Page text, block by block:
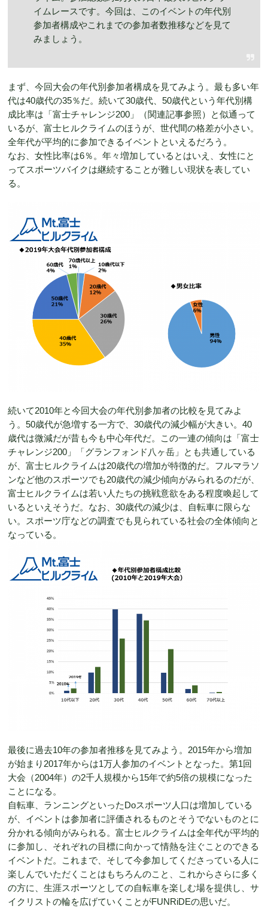
イムレースです。今回は、このイベントの年代別
参加者構成やこれまでの参加者数推移などを見て
みましょう。
まず、今回大会の年代別参加者構成を見てみよう。最も多い年
代は40歳代の35％だ。続いて30歳代、50歳代という年代別構
成比率は「富士チャレンジ200」（関連記事参照）と似通って
いるが、富士ヒルクライムのほうが、世代間の格差が小さい。
全年代が平均的に参加できるイベントといえるだろう。
なお、女性比率は6％。年々増加しているとはいえ、女性にと
ってスポーツバイクは継続することが難しい現状を表してい
る。
続いて2010年と今回大会の年代別参加者の比較を見てみよ
う。50歳代が急増する一方で、30歳代の減少幅が大きい。40
歳代は微減だが昔も今も中心年代だ。この一連の傾向は「富士
チャレンジ200」「グランフォンド八ヶ岳」とも共通している
が、富士ヒルクライムは20歳代の増加が特徴的だ。フルマラソ
ンなど他のスポーツでも20歳代の減少傾向がみられるのだが、
富士ヒルクライムは若い人たちの挑戦意欲をある程度喚起して
いるといえそうだ。なお、30歳代の減少は、自転車に限らな
い。スポーツ庁などの調査でも見られている社会の全体傾向と
なっている。
最後に過去10年の参加者推移を見てみよう。2015年から増加
が始まり2017年からは1万人参加のイベントとなった。第1回
大会（2004年）の2千人規模から15年で約5倍の規模になった
ことになる。
自転車、ランニングといったDoスポーツ人口は増加している
が、イベントは参加者に評価されるものとそうでないものとに
分かれる傾向がみられる。富士ヒルクライムは全年代が平均的
に参加し、それぞれの目標に向かって情熱を注ぐことのできる
イベントだ。これまで、そして今参加してくださっている人に
楽しんでいただくことはもちろんのこと、これからさらに多く
の方に、生涯スポーツとしての自転車を楽しむ場を提供し、サ
イクリストの輪を広げていくことがFUNRiDEの思いだ。